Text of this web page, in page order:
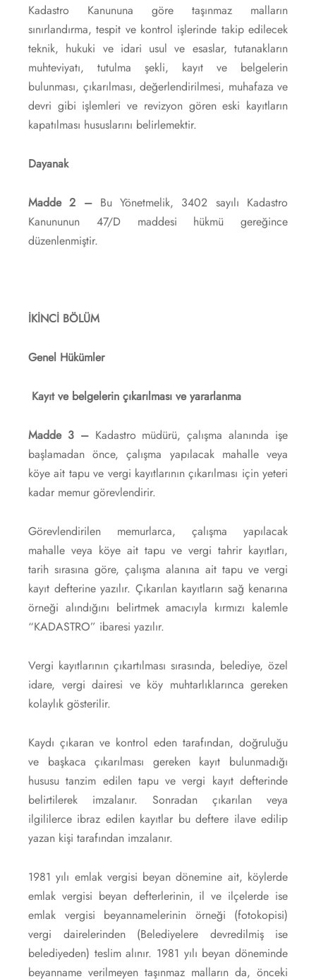
Kadastro Kanununa göre taşınmaz malların
sınırlandırma, tespit ve kontrol işlerinde takip edilecek
teknik, hukuki ve idari usul ve esaslar, tutanakların
muhteviyatı, tutulma şekli, kayıt ve belgelerin
bulunması, çıkarılması, değerlendirilmesi, muhafaza ve
devri gibi işlemleri ve revizyon gören eski kayıtların
kapatılması hususlarını belirlemektir.
Dayanak
Madde 2 –Bu Yönetmelik, 3402 sayılı Kadastro
Kanununun 47/D maddesi hükmü gereğince
düzenlenmiştir.
İKİNCİ BÖLÜM
Genel Hükümler
Kayıt ve belgelerin çıkarılması ve yararlanma
Madde 3 –Kadastro müdürü, çalışma alanında işe
başlamadan önce, çalışma yapılacak mahalle veya
köye ait tapu ve vergi kayıtlarının çıkarılması için yeteri
kadar memur görevlendirir.
Görevlendirilen memurlarca, çalışma yapılacak
mahalle veya köye ait tapu ve vergi tahrir kayıtları,
tarih sırasına göre, çalışma alanına ait tapu ve vergi
kayıt defterine yazılır. Çıkarılan kayıtların sağ kenarına
örneği alındığını belirtmek amacıyla kırmızı kalemle
“KADASTRO” ibaresi yazılır.
Vergi kayıtlarının çıkartılması sırasında, belediye, özel
idare, vergi dairesi ve köy muhtarlıklarınca gereken
kolaylık gösterilir.
Kaydı çıkaran ve kontrol eden tarafından, doğruluğu
ve başkaca çıkarılması gereken kayıt bulunmadığı
hususu tanzim edilen tapu ve vergi kayıt defterinde
belirtilerek imzalanır. Sonradan çıkarılan veya
ilgililerce ibraz edilen kayıtlar bu deftere ilave edilip
yazan kişi tarafından imzalanır.
1981 yılı emlak vergisi beyan dönemine ait, köylerde
emlak vergisi beyan defterlerinin, il ve ilçelerde ise
emlak vergisi beyannamelerinin örneği (fotokopisi)
vergi dairelerinden (Belediyelere devredilmiş ise
belediyeden) teslim alınır. 1981 yılı beyan döneminde
beyanname verilmeyen taşınmaz malların da, önceki